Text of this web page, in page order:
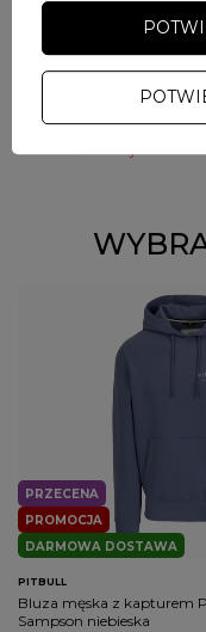
Kolor
PŁEĆ MĘŻCZYZNA
wymaganych
Komplet
PROMOCJA
PRZECENA
DARMOWA DOSTAWA
PITBULL
Bluza męska z kapturem
Sampson niebieska